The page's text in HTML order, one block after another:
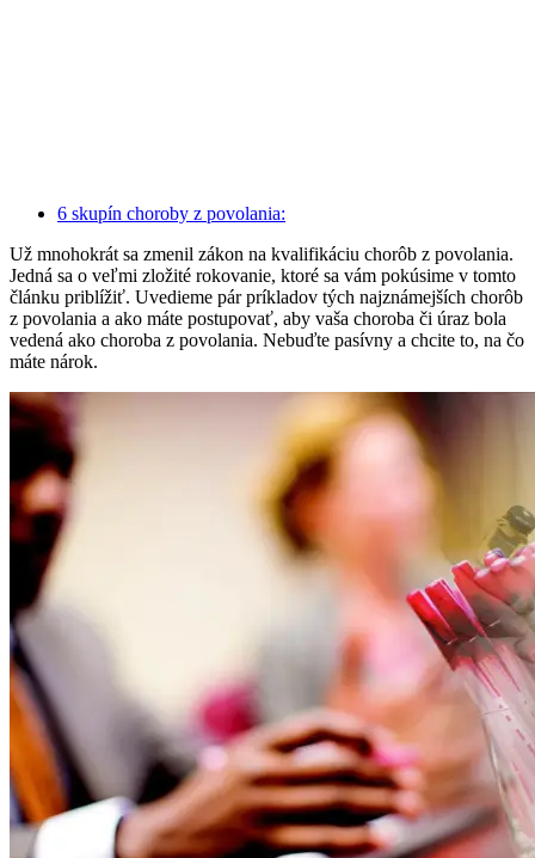
6 skupín choroby z povolania:
Už mnohokrát sa zmenil zákon na kvalifikáciu chorôb z povolania.
Jedná sa o veľmi zložité rokovanie, ktoré sa vám pokúsime v tomto
článku priblížiť. Uvedieme pár príkladov tých najznámejších chorôb
z povolania a ako máte postupovať, aby vaša choroba či úraz bola
vedená ako choroba z povolania. Nebuďte pasívny a chcite to, na čo
máte nárok.